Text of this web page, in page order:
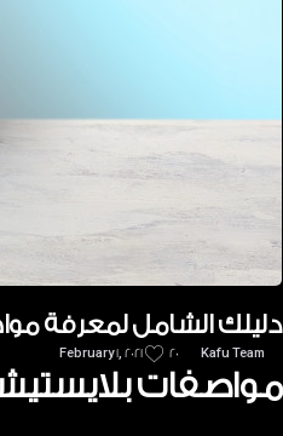
دليلك الشامل لمعرفة
February 1, 2021 20 Kafu Team
مواصفات بلايستيشن 5